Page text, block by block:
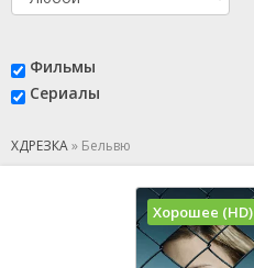
Фильмы
Сериалы
ХДРЕЗКА» Бельвю
Хорошее (HD)